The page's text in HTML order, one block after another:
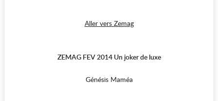
Aller vers Zemag
ZEMAG FEV 2014 Un joker de luxe
Génésis Maméa